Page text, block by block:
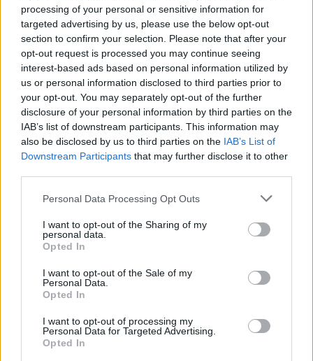
processing of your personal or sensitive information for
targeted advertising by us, please use the below opt-out
section to confirm your selection. Please note that after your
opt-out request is processed you may continue seeing
interest-based ads based on personal information utilized by
us or personal information disclosed to third parties prior to
your opt-out. You may separately opt-out of the further
disclosure of your personal information by third parties on the
IAB’s list of downstream participants. This information may
also be disclosed by us to third parties on the IAB’s List of
Downstream Participants that may further disclose it to other
Personal Data Processing Opt Outs
I want to opt-out of the Sharing of my
personal data.
Opted In
I want to opt-out of the Sale of my
Personal Data.
Opted In
I want to opt-out of processing my
Personal Data for Targeted Advertising.
Opted In
acesso ao Ensino Superior após
reunião com...
6 de Agosto, 2026
Segurança e proteção civil em
destaque na reunião entre Governo
GNR apreende quatro armas em
investigação por violência doméstica
em Vila...